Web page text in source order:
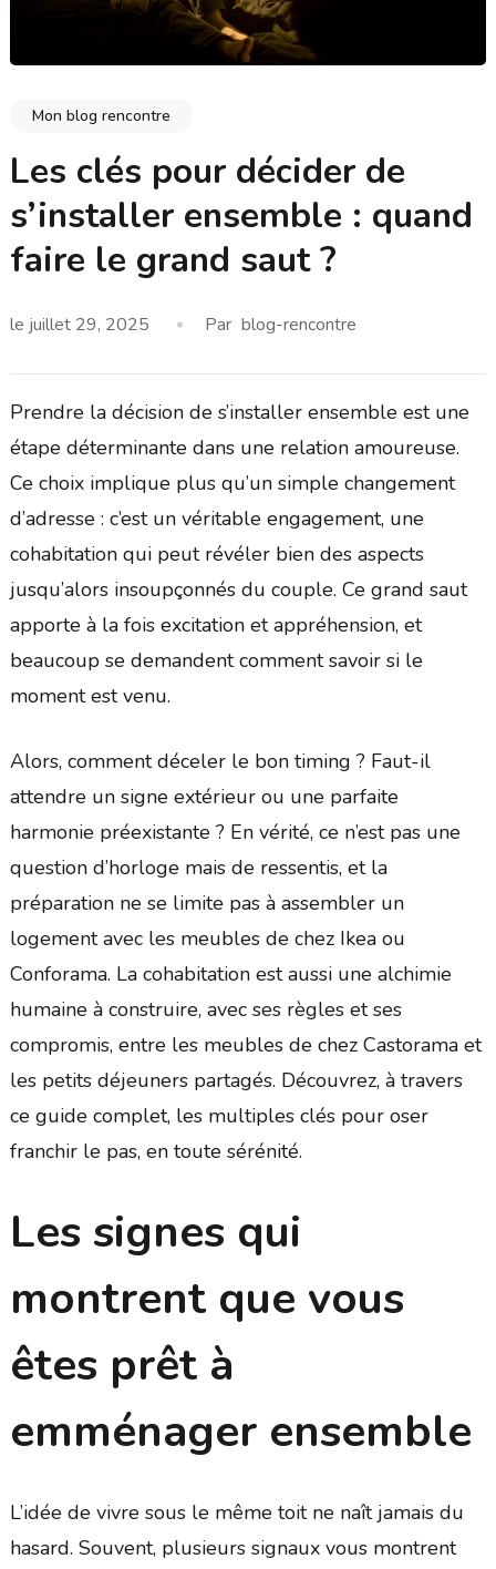
Mon blog rencontre
Les clés pour décider de
s’installer ensemble : quand
faire le grand saut ?
le juillet 29, 2025 Par blog-rencontre
Prendre la décision de s’installer ensemble est une
étape déterminante dans une relation amoureuse.
Ce choix implique plus qu’un simple changement
d’adresse : c’est un véritable engagement, une
cohabitation qui peut révéler bien des aspects
jusqu’alors insoupçonnés du couple. Ce grand saut
apporte à la fois excitation et appréhension, et
beaucoup se demandent comment savoir si le
moment est venu.
Alors, comment déceler le bon timing ? Faut-il
attendre un signe extérieur ou une parfaite
harmonie préexistante ? En vérité, ce n’est pas une
question d’horloge mais de ressentis, et la
préparation ne se limite pas à assembler un
logement avec les meubles de chez Ikea ou
Conforama. La cohabitation est aussi une alchimie
humaine à construire, avec ses règles et ses
compromis, entre les meubles de chez Castorama et
les petits déjeuners partagés. Découvrez, à travers
ce guide complet, les multiples clés pour oser
franchir le pas, en toute sérénité.
Les signes qui
montrent que vous
êtes prêt à
emménager ensemble
L’idée de vivre sous le même toit ne naît jamais du
hasard. Souvent, plusieurs signaux vous montrent